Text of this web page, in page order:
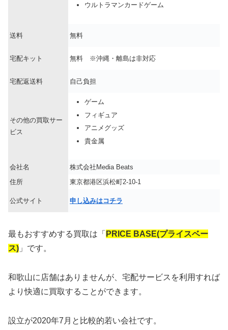
ウルトラマンカードゲーム
送料 無料
宅配キット 無料 ※沖縄・離島は非対応
宅配返送料 自己負担
その他の買取サー
ビス
ゲーム
フィギュア
アニメグッズ
貴金属
会社名
株式会社Media Beats
住所
東京都港区浜松町2-10-1
公式サイト 申し込みはコチラ
最もおすすめする買取は「 PRICE BASE(プライスベー
ス) 」です。
和歌山に店舗はありませんが、宅配サービスを利用すれば
より快適に買取することができます。
設立が2020年7月と比較的若い会社です。